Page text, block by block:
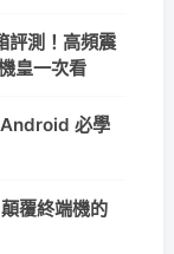
評測！高頻震
皇一次看
必學
覆終端機的